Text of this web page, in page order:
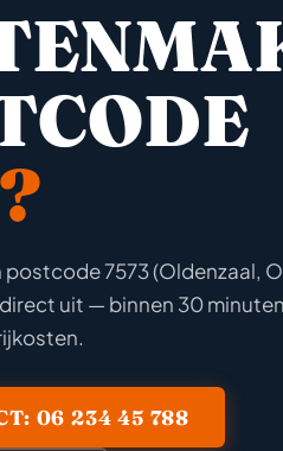
7573 (Oldenzaal,
uit — binnen 30
06 234 45 788